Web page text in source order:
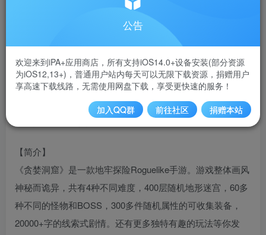
修改版
立即下载
《贪婪洞窟》全新英雄[猿神]悟空出世，独特双符文图纸效
果，扫平洞窟一切妖魔鬼怪。
【简介】
《贪婪洞窟》是一款地牢探险Roguelike手游。游戏整体画风
神秘而诡异，共有4种不同难度，400层随机地形迷宫，60多
种不同的怪物和BOSS，300多件随机属性的可收集装备，
20000+字的线索式剧情。还有更多独特有趣的玩法等你发
公告
欢迎来到iPA+应用商店，所有支持iOS14.0+设备安装(部分资源
为iOS12,13+)，普通用户站内每天可以无限下载资源，捐赠用户
享高速下载线路，无需使用网盘下载，享受更快速的服务！
加入QQ群 前往社区 捐赠本站